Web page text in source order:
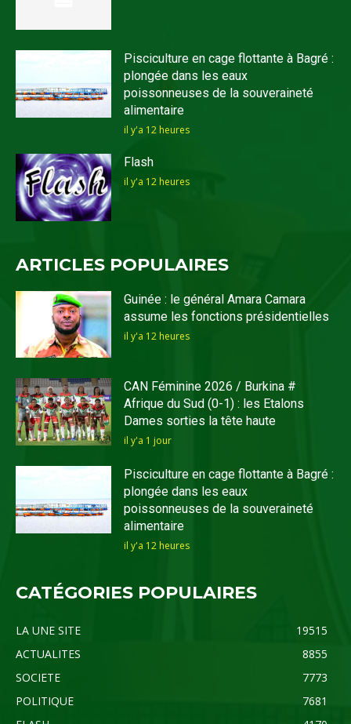
Pisciculture en cage flottante à Bagré :
plongée dans les eaux
poissonneuses de la souveraineté
alimentaire
il y'a 12 heures
Flash
il y'a 12 heures
ARTICLES POPULAIRES
Guinée : le général Amara Camara
assume les fonctions présidentielles
il y'a 12 heures
CAN Féminine 2026 / Burkina #
Afrique du Sud (0-1) : les Etalons
Dames sorties la tête haute
il y'a 1 jour
Pisciculture en cage flottante à Bagré :
plongée dans les eaux
poissonneuses de la souveraineté
alimentaire
il y'a 12 heures
CATÉGORIES POPULAIRES
LA UNE SITE
19515
ACTUALITES
8855
SOCIETE
7773
POLITIQUE
7681